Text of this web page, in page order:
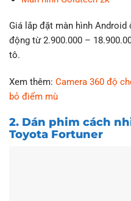
Giá lắp đặt màn hình
động từ 2.900.000 –
tô.
Xem thêm: Camera 360 độ
bỏ điểm mù
2. Dán phim cách
Toyota Fortuner